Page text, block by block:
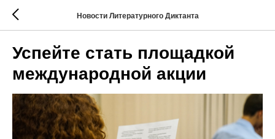
Новости Литературного Диктанта
Успейте стать площадкой
международной акции